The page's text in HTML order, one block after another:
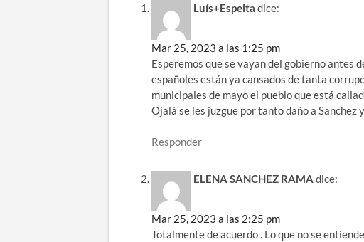
Luís+Espelta dice:
Mar 25, 2023 a las 1:25 pm
Esperemos que se vayan del gobierno antes
españoles están ya cansados de tanta
municipales de mayo el pueblo que está
Ojalá se les juzgue por tanto daño a Sanchez
Responder
ELENA SANCHEZ RAMA dice:
Mar 25, 2023 a las 2:25 pm
Totalmente de acuerdo . Lo que no se